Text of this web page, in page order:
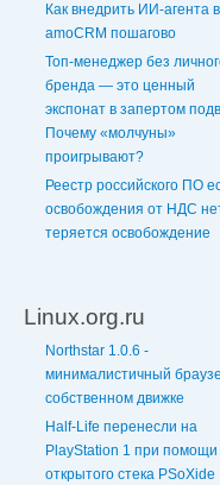
Как внедрить ИИ-агента в
amoCRM пошагово
Топ-менеджер без
бренда — это ценный
экспонат в запертом
Почему «молчуны»
проигрывают?
Реестр российского ПО
освобождения от НДС
теряется освобождение
Linux.org.ru
Northstar 1.0.6 -
минималистичный
собственном движке
Half-Life перенесли на
PlayStation 1 при помощи
открытого стека PSoXide